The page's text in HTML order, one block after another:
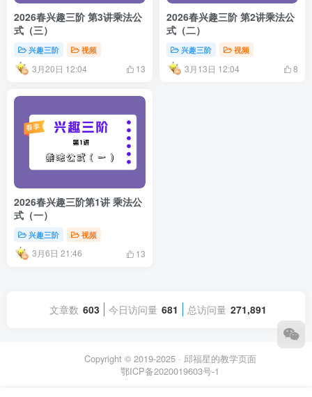
2026春兴趣三阶 第3讲乘法公
式（三）
兴趣三阶 视频
3月20日 12:04 13
2026春兴趣三阶 第2讲乘法公
式（二）
兴趣三阶 视频
3月13日 12:04 8
2026春兴趣三阶第1讲 乘法公
式（一）
兴趣三阶 视频
3月6日 21:46 13
文章数 603 今日访问量 681 总访问量 271,891
Copyright © 2019-2025 · 邱福星的教学页面
鄂ICP备2020019603号-1